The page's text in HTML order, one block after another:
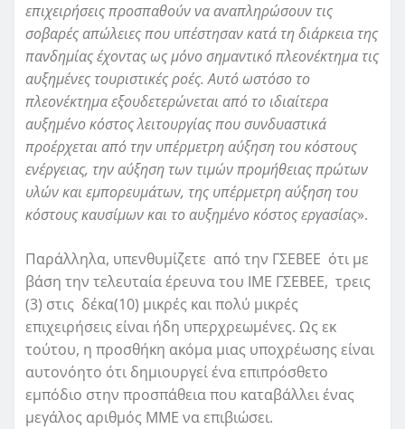
επιχειρήσεις προσπαθούν να αναπληρώσουν τις
σοβαρές απώλειες που υπέστησαν κατά τη διάρκεια της
πανδημίας έχοντας ως μόνο σημαντικό πλεονέκτημα τις
αυξημένες τουριστικές ροές. Αυτό ωστόσο το
πλεονέκτημα εξουδετερώνεται από το ιδιαίτερα
αυξημένο κόστος λειτουργίας που συνδυαστικά
προέρχεται από την υπέρμετρη αύξηση του κόστους
ενέργειας, την αύξηση των τιμών προμήθειας πρώτων
υλών και εμπορευμάτων, της υπέρμετρη αύξηση του
κόστους καυσίμων και το αυξημένο κόστος εργασίας».
Παράλληλα, υπενθυμίζετε από την ΓΣΕΒΕΕ ότι με
βάση την τελευταία έρευνα του ΙΜΕ ΓΣΕΒΕΕ, τρεις
(3) στις δέκα(10) μικρές και πολύ μικρές
επιχειρήσεις είναι ήδη υπερχρεωμένες. Ως εκ
τούτου, η προσθήκη ακόμα μιας υποχρέωσης είναι
αυτονόητο ότι δημιουργεί ένα επιπρόσθετο
εμπόδιο στην προσπάθεια που καταβάλλει ένας
μεγάλος αριθμός ΜΜΕ να επιβιώσει.